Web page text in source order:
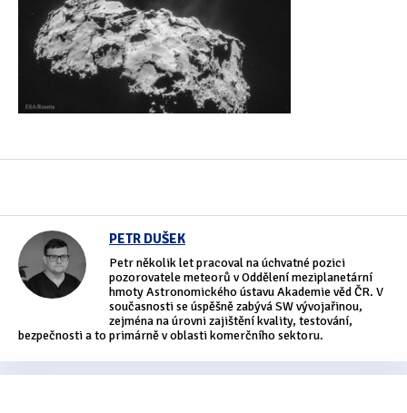
Oficiální materiály(57)
Pozvánky & oznámení(67)
Pracuji sluchem(564)
Pracuji sluchem a hmatem(566)
Pracuji zrakem a sluchem
Služby(115)
(503)
Asistivní software
PETR DUŠEK
Petr několik let pracoval na úchvatné pozici
pozorovatele meteorů v Oddělení meziplanetární
hmoty Astronomického ústavu Akademie věd ČR. V
současnosti se úspěšně zabývá SW vývojařinou,
zejména na úrovni zajištění kvality, testování,
bezpečnosti a to primárně v oblasti komerčního sektoru.